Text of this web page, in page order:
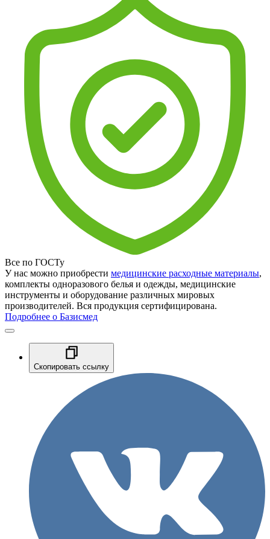
Все по ГОСТу
У нас можно приобрести медицинские расходные материалы,
комплекты одноразового белья и одежды, медицинские
инструменты и оборудование различных мировых
производителей. Вся продукция сертифицирована.
Подробнее о Базисмед
Скопировать ссылку